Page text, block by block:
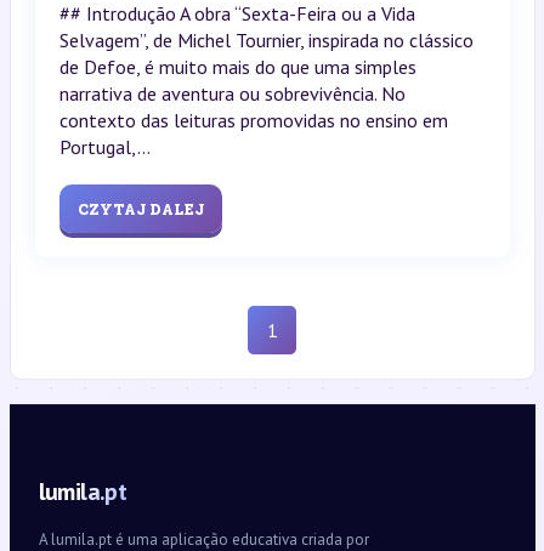
## Introdução A obra “Sexta-Feira ou a Vida
Selvagem”, de Michel Tournier, inspirada no clássico
de Defoe, é muito mais do que uma simples
narrativa de aventura ou sobrevivência. No
contexto das leituras promovidas no ensino em
Portugal,...
CZYTAJ DALEJ
1
lumila.pt
A lumila.pt é uma aplicação educativa criada por